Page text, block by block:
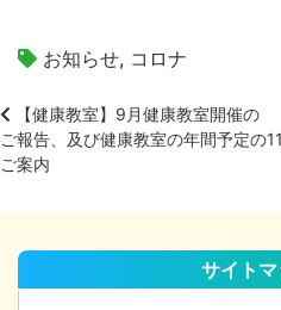
お知らせ, コロナ
投
稿
ナ
ゲ
ー
【健康教室】9月健康教室開催の
ご報告、及び健康教室の年間予定の
ご案内
サイト